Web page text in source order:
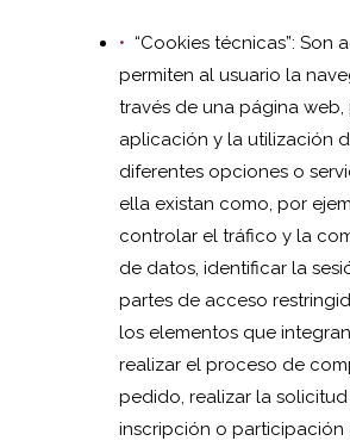
“Cookies técnicas”: Son
permiten al usuario la
través de una página
aplicación y la utilización
diferentes opciones o
ella existan como, por
controlar el tráfico y la
de datos, identificar la
partes de acceso
los elementos que
realizar el proceso de
pedido, realizar la
inscripción o participación